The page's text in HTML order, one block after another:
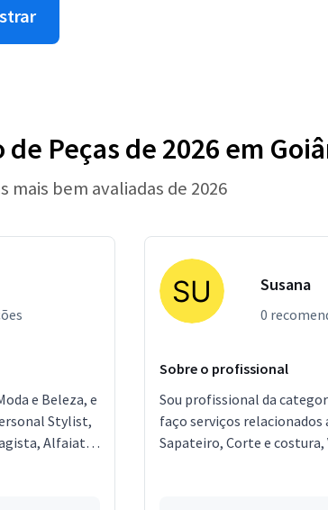
Peças de 2026 em
mais bem avaliadas de 2026
e Beleza, e
Stylist,
Alfaiate.
Susana
0
Sobre o profissional
Sou profissional da
faço serviços
Sapateiro, Corte e